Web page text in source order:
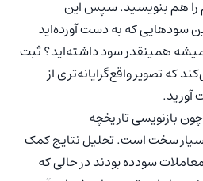
را هم بنویسید. سپس این
سودهایی که به دست آورده‌اید
همینقدر سود داشته‌اید؟ ثبت
که تصویر واقع‌گرایانه‌تری از
آورید.
بازنویسی تاریخچه
سخت است. تحلیل نتایج کمک
سودده بودند در حالی که